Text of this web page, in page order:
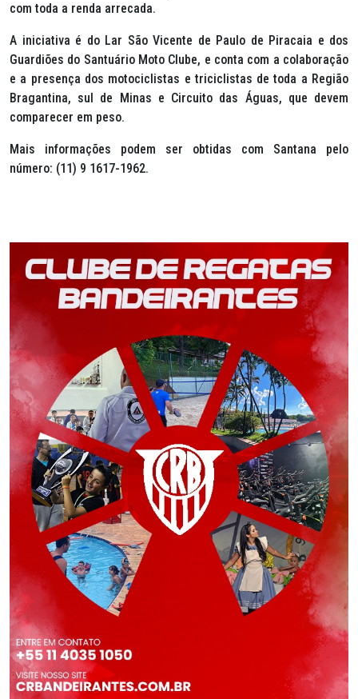
com toda a renda arrecada.
A iniciativa é do Lar São Vicente de Paulo de Piracaia e dos
Guardiões do Santuário Moto Clube, e conta com a colaboração
e a presença dos motociclistas e triciclistas de toda a Região
Bragantina, sul de Minas e Circuito das Águas, que devem
comparecer em peso.
Mais informações podem ser obtidas com Santana pelo
número: (11) 9 1617-1962.